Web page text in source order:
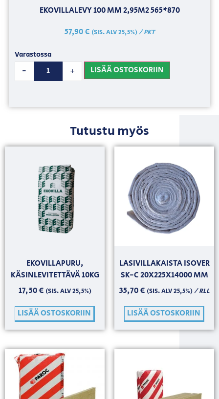
EKOVILLALEVY 100 MM 2,95M2 565*870
57,90€ (SIS. ALV 25,5%)/ PKT
Varastossa
- + LISÄÄ OSTOSKORIIN
Tutustu myös
EKOVILLAPURU,
KÄSINLEVITETTÄVÄ 10KG
17,50€ (SIS. ALV 25,5%)
LISÄÄ OSTOSKORIIN
LASIVILLAKAISTA ISOVER
SK-C 20X225X14000 MM
35,70€ (SIS. ALV 25,5%)/ RLL
LISÄÄ OSTOSKORIIN